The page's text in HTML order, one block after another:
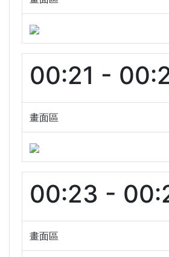
00:21 -
畫面區
00:23 -
畫面區